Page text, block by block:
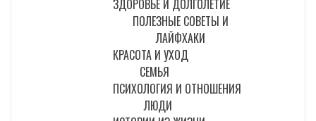
ЗДОРОВЬЕ И ДОЛГОЛЕТИЕ
ПОЛЕЗНЫЕ СОВЕТЫ И
ЛАЙФХАКИ
КРАСОТА И УХОД
СЕМЬЯ
ПСИХОЛОГИЯ И ОТНОШЕНИЯ
ЛЮДИ